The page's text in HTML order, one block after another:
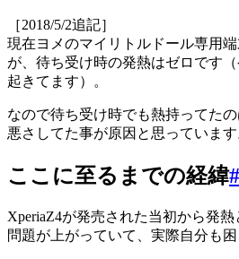
［2018/5/2追記］
現在ヨメのマイリトルドール専用
が、待ち受け時の発熱はゼロです
起きてます）。
なので待ち受け時でも熱持ってた
悪さしてた事が原因と思っています
ここに至るまでの経緯#
XperiaZ4が発売された当初から発
問題が上がっていて、実際自分も困